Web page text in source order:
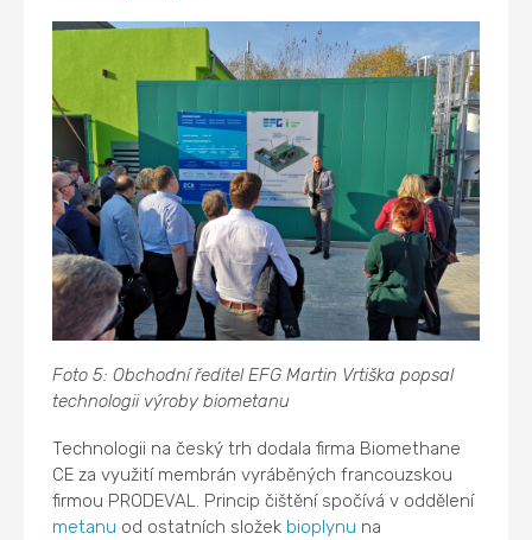
Foto 5: Obchodní ředitel EFG Martin Vrtiška popsal
technologii výroby biometanu
Technologii na český trh dodala firma Biomethane
CE za využití membrán vyráběných francouzskou
firmou PRODEVAL. Princip čištění spočívá v oddělení
metanu od ostatních složek bioplynu na